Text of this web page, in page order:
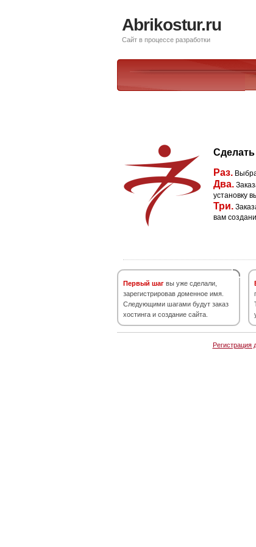
Abrikostur.ru
Сайт в процессе разработки
Сделать
Раз.
Два.
установку
Три.
вам
Первый шаг вы уже сделали,
зарегистрировав доменное имя.
Следующими шагами будут заказ
хостинга и создание сайта.
Регистрация